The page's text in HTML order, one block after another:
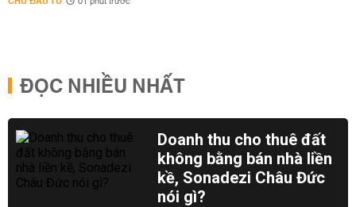
ĐỌC NHIỀU NHẤT
Doanh thu cho thuê đất
không bằng bán nhà liền
kề, Sonadezi Châu Đức
nói gì?